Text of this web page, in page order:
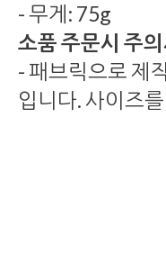
- 무게: 75g
소품 주문시 주
- 패브릭으로 제
입니다. 사이즈